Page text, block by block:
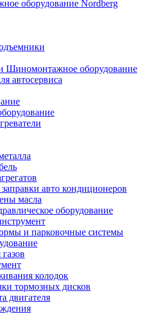
оборудование Nordberg
Шиномонтажное оборудование
автосервиса
авто кондиционеров
масла
оборудование
и парковочные системы
колодок
тормозных дисков
двигателя